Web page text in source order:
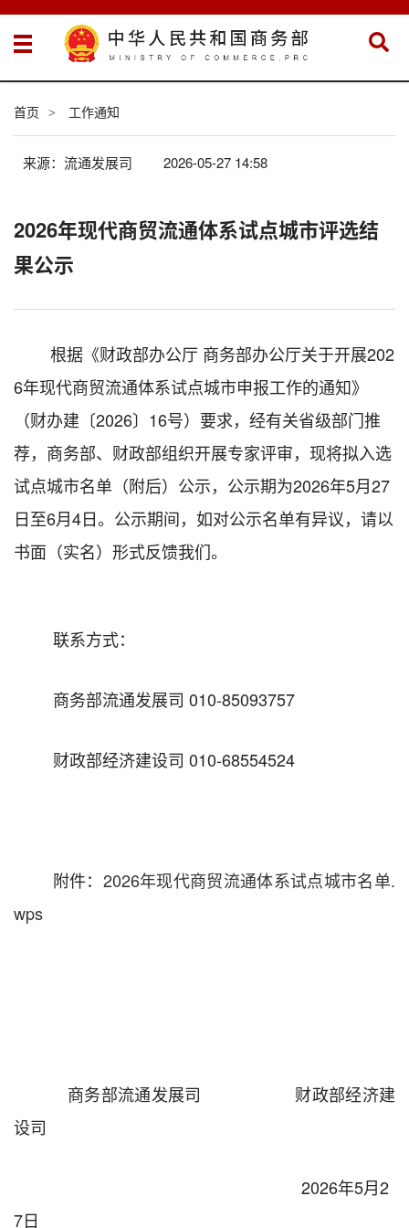
首页 > 工作通知
来源：流通发展司 2026-05-27 14:58
2026年现代商贸流通体系试点城市评选结
果公示
根据《财政部办公厅 商务部办公厅关于开展202
6年现代商贸流通体系试点城市申报工作的通知》
（财办建 〔2026〕 16号） 要求，经有关省级部门推
荐，商务部、财政部组织开展专家评审，现将拟入选
试点城市名单（附后）公示，公示期为2026年5月27
日至6月4日。公示期间，如对公示名单有异议，请以
书面（实名）形式反馈我们。
联系方式：
商务部流通发展司 010-85093757
财政部经济建设司 010-68554524
附件： 2026年现代商贸流通体系试点城市名单.
wps
商务部流通发展司
财政部经济建
设司
2026年5月2
7日